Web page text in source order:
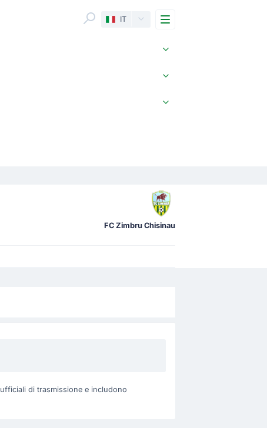
IT Menu
FC Zimbru Chisinau
di trasmissione e includono